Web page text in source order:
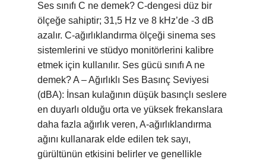
Ses sınıfı C ne demek? C-dengesi düz bir
ölçeğe sahiptir; 31,5 Hz ve 8 kHz’de -3 dB
azalır. C-ağırlıklandırma ölçeği sinema ses
sistemlerini ve stüdyo monitörlerini kalibre
etmek için kullanılır. Ses gücü sınıfı A ne
demek? A – Ağırlıklı Ses Basınç Seviyesi
(dBA): İnsan kulağının düşük basınçlı seslere
en duyarlı olduğu orta ve yüksek frekanslara
daha fazla ağırlık veren, A-ağırlıklandırma
ağını kullanarak elde edilen tek sayı,
gürültünün etkisini belirler ve genellikle